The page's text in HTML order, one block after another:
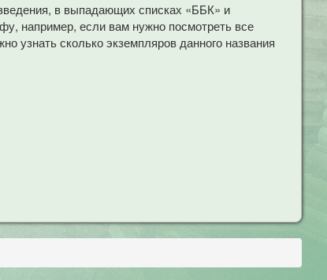
в выпадающих списках «ББК» и
например, если вам нужно посмотреть все
узнать сколько экземпляров данного названия